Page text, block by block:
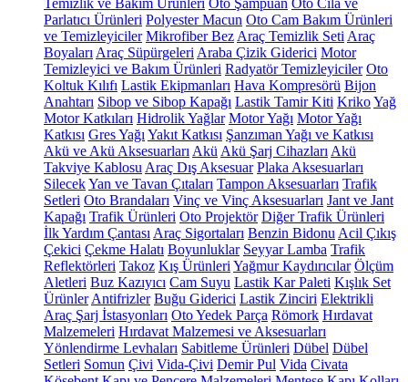
Temizlik ve Bakım Ürünleri Oto Şampuan Oto Cila ve
Parlatıcı Ürünleri Polyester Macun Oto Cam Bakım Ürünleri
ve Temizleyiciler Mikrofiber Bez Araç Temizlik Seti Araç
Boyaları Araç Süpürgeleri Araba Çizik Giderici Motor
Temizleyici ve Bakım Ürünleri Radyatör Temizleyiciler Oto
Koltuk Kılıfı Lastik Ekipmanları Hava Kompresörü Bijon
Anahtarı Sibop ve Sibop Kapağı Lastik Tamir Kiti KrikoYağ
Motor Katkıları Hidrolik Yağlar Motor Yağı Motor Yağı
Katkısı Gres Yağı Yakıt Katkısı Şanzıman Yağı ve Katkısı
Akü ve Akü Aksesuarları Akü Akü Şarj Cihazları Akü
Takviye Kablosu Araç Dış Aksesuar Plaka Aksesuarları
SilecekYan ve Tavan Çıtaları Tampon Aksesuarları Trafik
Setleri Oto Brandaları Vinç ve Vinç Aksesuarları Jant ve Jant
Kapağı Trafik Ürünleri Oto Projektör Diğer Trafik Ürünleri
İlk Yardım Çantası Araç Sigortaları Benzin Bidonu Acil Çıkış
Çekici Çekme Halatı Boyunluklar Seyyar Lamba Trafik
Reflektörleri Takoz Kış Ürünleri Yağmur Kaydırıcılar Ölçüm
Aletleri Buz Kazıyıcı Cam Suyu Lastik Kar Paleti Kışlık Set
Ürünler Antifrizler Buğu Giderici Lastik Zinciri Elektrikli
Araç Şarj İstasyonları Oto Yedek Parça Römork Hırdavat
Malzemeleri Hırdavat Malzemesi ve Aksesuarları
Yönlendirme Levhaları Sabitleme Ürünleri Dübel Dübel
Setleri Somun Çivi Vida-Çivi Demir Pul Vida Civata